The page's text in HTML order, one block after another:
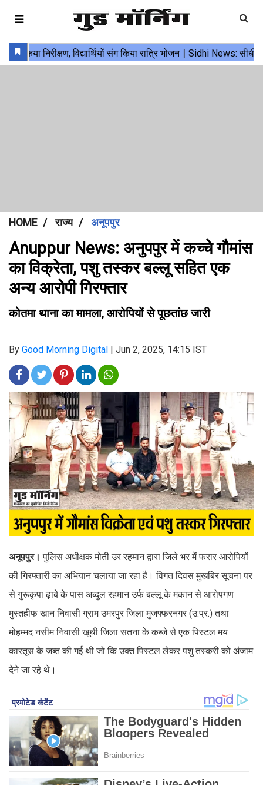
HOME राज्य अनूपपुर
Anuppur News: अनुपपुर में कच्चे गौमांस
का विक्रेता, पशु तस्कर बल्लू सहित एक
अन्य आरोपी गिरफ्तार
कोतमा थाना का मामला, आरोपियों से पूछतांछ जारी
By Good Morning Digital | Jun 2, 2025, 14:15 IST
अनूपपुर।पुलिस अधीक्षक मोती उर रहमान द्वारा जिले भर में फरार आरोपियों
की गिरफ्तारी का अभियान चलाया जा रहा है। विगत दिवस मुखबिर सूचना पर
से गुरूकृपा ढ़ाबे के पास अब्दुल रहमान उर्फ बल्लू के मकान से आरोपगण
मुस्तहीफ खान निवासी ग्राम उमरपुर जिला मुजफ्फरनगर (उ.प्र.) तथा
मोहम्मद नसीम निवासी खूथी जिला सतना के कब्जे से एक पिस्टल मय
कारतूस के जब्त की गई थी जो कि उक्त पिस्टल लेकर पशु तस्करी को अंजाम
देने जा रहे थे।